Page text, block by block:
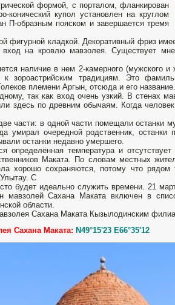
формой, с порталом, фланкирован
купол установлен на круглом
П-образным пояском и завершается тремя
фигурной кладкой. Декоративный фриз
на кровлю мавзолея. Cуществует
наличие в нем 2-камерного (мужского и
к зороастрийским традициям. Это
племени Аргын, отсюда и его название.
так как вход очень узкий. В стенах
здесь по древним обычаям. Когда
части: в одной части помещали останки
умирал очередной родственник, останки
останки недавно умершего.
определённая температура и
Маката. По словам местных
хорошо сохраняются, потому что рядом
С
будет идеально служить времени. 21
мавзолей Сахана Маката включен в
области.
Сахана Маката Кызылодинским
Сахана Маката: N49°15'23 E66°35'12